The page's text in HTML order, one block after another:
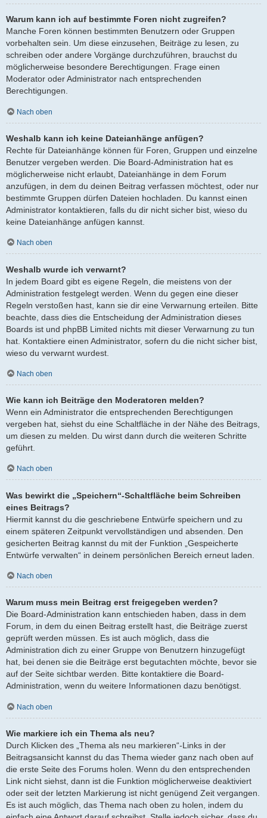
Warum kann ich auf bestimmte Foren nicht zugreifen?
Manche Foren können bestimmten Benutzern oder Gruppen
vorbehalten sein. Um diese einzusehen, Beiträge zu lesen, zu
schreiben oder andere Vorgänge durchzuführen, brauchst du
möglicherweise besondere Berechtigungen. Frage einen
Moderator oder Administrator nach entsprechenden
Berechtigungen.
Nach oben
Weshalb kann ich keine Dateianhänge anfügen?
Rechte für Dateianhänge können für Foren, Gruppen und einzelne
Benutzer vergeben werden. Die Board-Administration hat es
möglicherweise nicht erlaubt, Dateianhänge in dem Forum
anzufügen, in dem du deinen Beitrag verfassen möchtest, oder nur
bestimmte Gruppen dürfen Dateien hochladen. Du kannst einen
Administrator kontaktieren, falls du dir nicht sicher bist, wieso du
keine Dateianhänge anfügen kannst.
Nach oben
Weshalb wurde ich verwarnt?
In jedem Board gibt es eigene Regeln, die meistens von der
Administration festgelegt werden. Wenn du gegen eine dieser
Regeln verstoßen hast, kann sie dir eine Verwarnung erteilen. Bitte
beachte, dass dies die Entscheidung der Administration dieses
Boards ist und phpBB Limited nichts mit dieser Verwarnung zu tun
hat. Kontaktiere einen Administrator, sofern du die nicht sicher bist,
wieso du verwarnt wurdest.
Nach oben
Wie kann ich Beiträge den Moderatoren melden?
Wenn ein Administrator die entsprechenden Berechtigungen
vergeben hat, siehst du eine Schaltfläche in der Nähe des Beitrags,
um diesen zu melden. Du wirst dann durch die weiteren Schritte
geführt.
Nach oben
Was bewirkt die „Speichern“-Schaltfläche beim Schreiben
eines Beitrags?
Hiermit kannst du die geschriebene Entwürfe speichern und zu
einem späteren Zeitpunkt vervollständigen und absenden. Den
gesicherten Beitrag kannst du mit der Funktion „Gespeicherte
Entwürfe verwalten“ in deinem persönlichen Bereich erneut laden.
Nach oben
Warum muss mein Beitrag erst freigegeben werden?
Die Board-Administration kann entschieden haben, dass in dem
Forum, in dem du einen Beitrag erstellt hast, die Beiträge zuerst
geprüft werden müssen. Es ist auch möglich, dass die
Administration dich zu einer Gruppe von Benutzern hinzugefügt
hat, bei denen sie die Beiträge erst begutachten möchte, bevor sie
auf der Seite sichtbar werden. Bitte kontaktiere die Board-
Administration, wenn du weitere Informationen dazu benötigst.
Nach oben
Wie markiere ich ein Thema als neu?
Durch Klicken des „Thema als neu markieren“-Links in der
Beitragsansicht kannst du das Thema wieder ganz nach oben auf
die erste Seite des Forums holen. Wenn du den entsprechenden
Link nicht siehst, dann ist die Funktion möglicherweise deaktiviert
oder seit der letzten Markierung ist nicht genügend Zeit vergangen.
Es ist auch möglich, das Thema nach oben zu holen, indem du